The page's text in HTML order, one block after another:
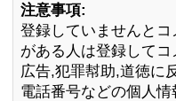
注意事項:
登録していませんと
がある人は登録してコ
広告,犯罪幇助,道徳に
電話番号などの個人情